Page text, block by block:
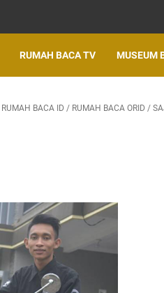
RUMAH BACA TV MUSEUM
RUMAH BACA ID / RUMAH BACA ORID /